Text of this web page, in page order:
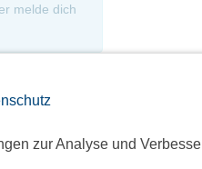
zur Analyse und
melde dich